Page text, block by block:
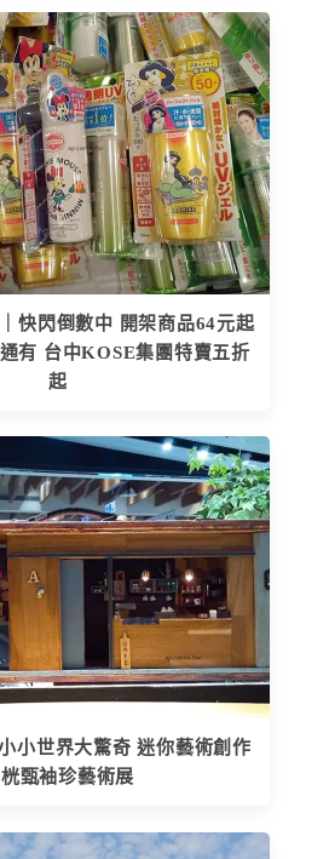
快閃倒數中 開架商品64元起
有 台中KOSE集團特賣五折
起
小世界大驚奇 迷你藝術創作
甄袖珍藝術展